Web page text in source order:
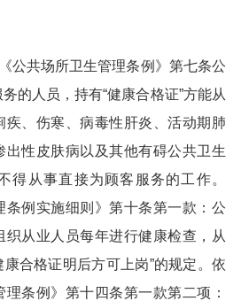
《公共场所卫生管理条例》第七条公
的人员，持有“健康合格证”方能从
疾、伤寒、病毒性肝炎、活动期肺
出性皮肤病以及其他有碍公共卫生
得从事直接为顾客服务的工作。
条例实施细则》第十条第一款：公
织从业人员每年进行健康检查，从
合格证明后方可上岗”的规定。依
理条例》第十四条第一款第二项：